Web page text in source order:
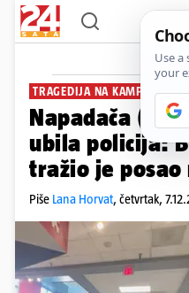
TRAGEDIJA NA KAMPUSU
Napadača (67)
ubila policija:
tražio je
Piše Lana Horvat, četvrtak,